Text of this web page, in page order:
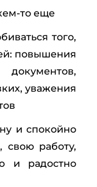
то еще
того,
повышения
уважения
и спокойно
свою работу,
и радостно